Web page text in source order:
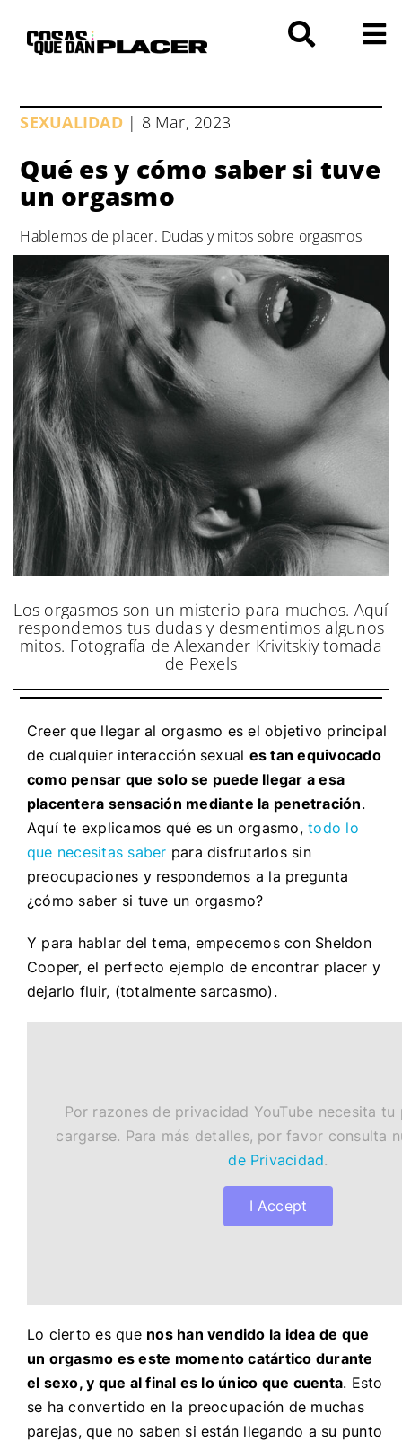
contenido
SEXUALIDAD| 8 Mar, 2023
Qué es y cómo saber si tuve
un orgasmo
Hablemos de placer. Dudas y mitos sobre orgasmos
Los orgasmos son un misterio para muchos. Aquí
respondemos tus dudas y desmentimos algunos
mitos. Fotografía de Alexander Krivitskiy tomada
de Pexels
Creer que llegar al orgasmo es el objetivo principal
de cualquier interacción sexual es tan equivocado
como pensar que solo se puede llegar a esa
placentera sensación mediante la penetración.
Aquí te explicamos qué es un orgasmo,todo lo
que necesitas saber para disfrutarlos sin
preocupaciones y respondemos a la pregunta
¿cómo saber si tuve un orgasmo?
Y para hablar del tema, empecemos con Sheldon
Cooper, el perfecto ejemplo de encontrar placer y
dejarlo fluir, (totalmente sarcasmo).
Por razones de privacidad YouTube necesita tu
cargarse. Para más detalles, por favor consulta
de Privacidad.
I Accept
Lo cierto es que nos han vendido la idea de que
un orgasmo es este momento catártico durante
el sexo, y que al final es lo único que cuenta. Esto
se ha convertido en la preocupación de muchas
parejas, que no saben si están llegando a su punto